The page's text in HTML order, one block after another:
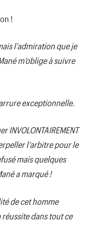
!
l’admiration que je
m’oblige à suivre
exceptionnelle.
l’arbitre pour le
mais quelques
a marqué !
de cet homme
dans tout ce